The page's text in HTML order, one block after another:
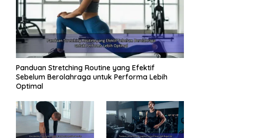
Panduan Stretching Routine yang Efektif
Sebelum Berolahraga untuk Performa Lebih
Optimal